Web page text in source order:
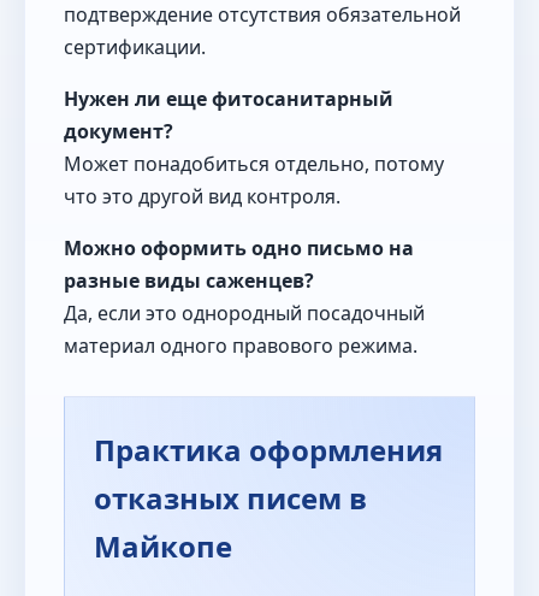
подтверждение отсутствия обязательной
сертификации.
Нужен ли еще фитосанитарный
документ?
Может понадобиться отдельно, потому
что это другой вид контроля.
Можно оформить одно письмо на
разные виды саженцев?
Да, если это однородный посадочный
материал одного правового режима.
Практика оформления
отказных писем в
Майкопе